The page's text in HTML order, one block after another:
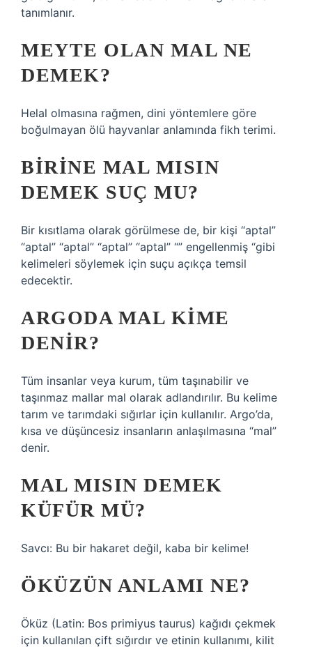
tanımlanır.
MEYTE OLAN MAL NE
DEMEK?
Helal olmasına rağmen, dini yöntemlere göre
boğulmayan ölü hayvanlar anlamında fikh terimi.
BIRINE MAL MISIN
DEMEK SUÇ MU?
Bir kısıtlama olarak görülmese de, bir kişi “aptal”
“aptal” “aptal” “aptal” “aptal” “” engellenmiş “gibi
kelimeleri söylemek için suçu açıkça temsil
edecektir.
ARGODA MAL KIME
DENIR?
Tüm insanlar veya kurum, tüm taşınabilir ve
taşınmaz mallar mal olarak adlandırılır. Bu kelime
tarım ve tarımdaki sığırlar için kullanılır. Argo’da,
kısa ve düşüncesiz insanların anlaşılmasına “mal”
denir.
MAL MISIN DEMEK
KÜFÜR MÜ?
Savcı: Bu bir hakaret değil, kaba bir kelime!
ÖKÜZÜN ANLAMI NE?
Öküz (Latin: Bos primiyus taurus) kağıdı çekmek
için kullanılan çift sığırdır ve etinin kullanımı, kilit